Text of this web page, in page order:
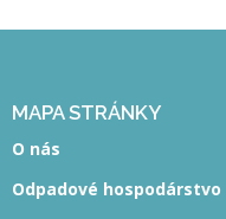
MAPA STRÁNKY
O nás
Odpadové hospodárstvo